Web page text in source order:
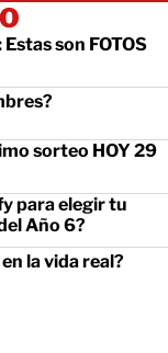
son FOTOS
sorteo HOY 29
para elegir tu
Año 6?
la vida real?